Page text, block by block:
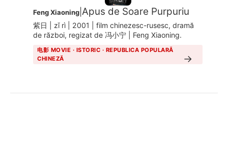
Feng Xiaoning Apus de Soare Purpuriu
紫日 | zǐ rì | 2001 | film chinezesc-rusesc, dramă
de război, regizat de 冯小宁 | Feng Xiaoning.
电影 MOVIE · ISTORIC · REPUBLICA POPULARĂ
CHINEZĂ
→